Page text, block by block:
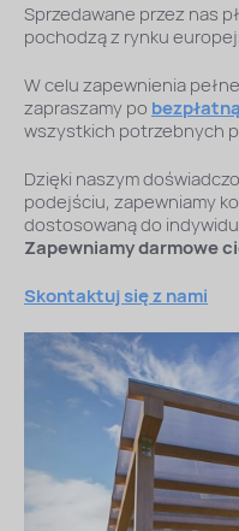
Sprzedawane przez nas
pochodzą z rynku
W celu zapewnienia
zapraszamy po
wszystkich potrzebnych
Dzięki naszym
podejściu, zapewniamy
dostosowaną do
Zapewniamy darmowe
Skontaktuj się z nami